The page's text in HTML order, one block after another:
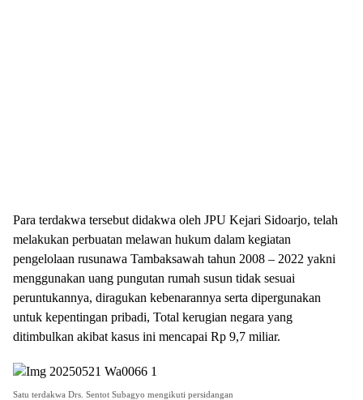
Para terdakwa tersebut didakwa oleh JPU Kejari Sidoarjo, telah
melakukan perbuatan melawan hukum dalam kegiatan
pengelolaan rusunawa Tambaksawah tahun 2008 – 2022 yakni
menggunakan uang pungutan rumah susun tidak sesuai
peruntukannya, diragukan kebenarannya serta dipergunakan
untuk kepentingan pribadi, Total kerugian negara yang
ditimbulkan akibat kasus ini mencapai Rp 9,7 miliar.
Satu terdakwa Drs. Sentot Subagyo mengikuti persidangan